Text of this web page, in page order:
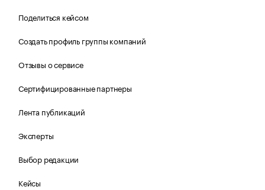
Поделиться кейсом
Создать профиль группы компаний
Отзывы о сервисе
Сертифицированные партнеры
Лента публикаций
Эксперты
Выбор редакции
Кейсы